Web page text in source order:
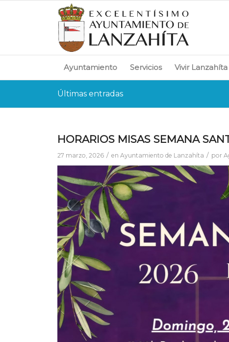
Ayuntamiento Servicios Vivir Lanzahíta
Últimas entradas
HORARIOS MISAS SEMANA
27 marzo, 2026 / enAyuntamiento de Lanzahíta / por